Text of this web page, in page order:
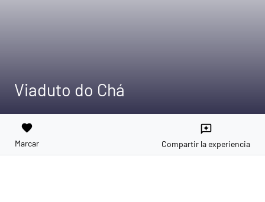
Viaduto do Chá
favorite
Marcar
reviews
Compartir la experiencia